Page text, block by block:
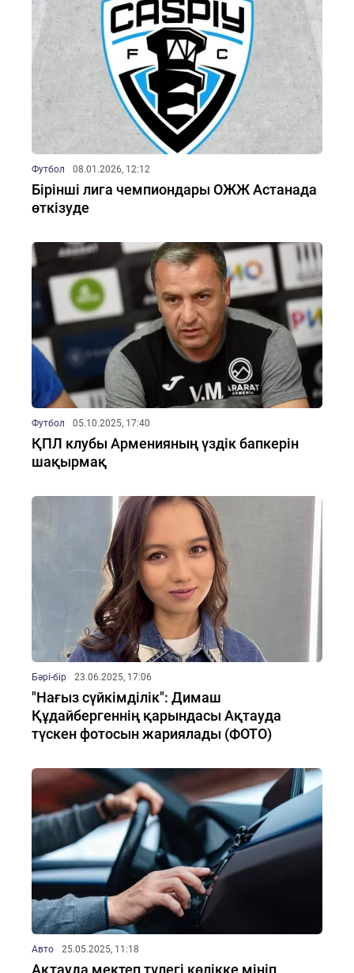
Футбол 08.01.2026, 12:12
Бірінші лига чемпиондары ОЖЖ Астанада
өткізуде
Футбол 05.10.2025, 17:40
ҚПЛ клубы Арменияның үздік бапкерін
шақырмақ
Бәрі-бір 23.06.2025, 17:06
"Нағыз сүйкімділік": Димаш
Құдайбергеннің қарындасы Ақтауда
түскен фотосын жариялады (ФОТО)
Авто 25.05.2025, 11:18
Ақтауда мектеп түлегі көлікке мініп,